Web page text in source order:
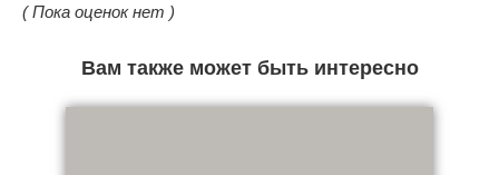
( Пока оценок нет )
Вам также может быть интересно